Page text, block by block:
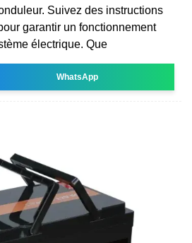
Suivez des instructions
garantir un fonctionnement
électrique. Que
WhatsApp